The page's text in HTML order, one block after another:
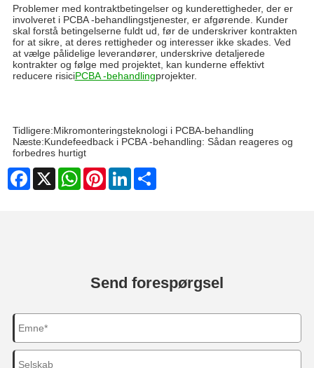
Problemer med kontraktbetingelser og kunderettigheder, der er
involveret i PCBA -behandlingstjenester, er afgørende. Kunder
skal forstå betingelserne fuldt ud, før de underskriver kontrakten
for at sikre, at deres rettigheder og interesser ikke skades. Ved
at vælge pålidelige leverandører, underskrive detaljerede
kontrakter og følge med projektet, kan kunderne effektivt
reducere risiciPCBA -behandlingprojekter.
Tidligere:Mikromonteringsteknologi i PCBA-behandling
Næste:Kundefeedback i PCBA -behandling: Sådan reageres og
forbedres hurtigt
Facebook
X WhatsAppPinterestLinkedInShare
Send forespørgsel